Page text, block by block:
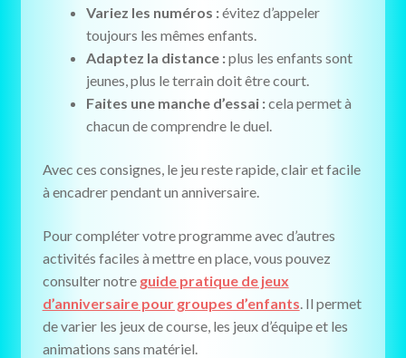
Variez les numéros :évitez d’appeler
toujours les mêmes enfants.
Adaptez la distance :plus les enfants sont
jeunes, plus le terrain doit être court.
Faites une manche d’essai :cela permet à
chacun de comprendre le duel.
Avec ces consignes, le jeu reste rapide, clair et facile
à encadrer pendant un anniversaire.
Pour compléter votre programme avec d’autres
activités faciles à mettre en place, vous pouvez
consulter notre guide pratique de jeux
d’anniversaire pour groupes d’enfants . Il permet
de varier les jeux de course, les jeux d’équipe et les
animations sans matériel.